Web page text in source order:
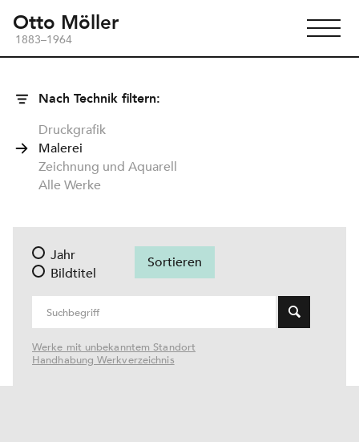
Otto Möller
1883–1964
Nach Technik filtern:
Druckgrafik
Malerei
Zeichnung und Aquarell
Alle Werke
Jahr
Bildtitel
Werke mit unbekanntem Standort
Handhabung Werkverzeichnis